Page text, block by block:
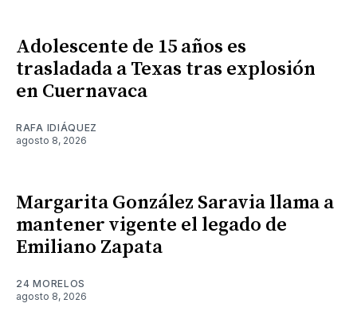
Adolescente de 15 años es
trasladada a Texas tras explosión
en Cuernavaca
RAFA IDIÁQUEZ
agosto 8, 2026
Margarita González Saravia llama a
mantener vigente el legado de
Emiliano Zapata
24 MORELOS
agosto 8, 2026